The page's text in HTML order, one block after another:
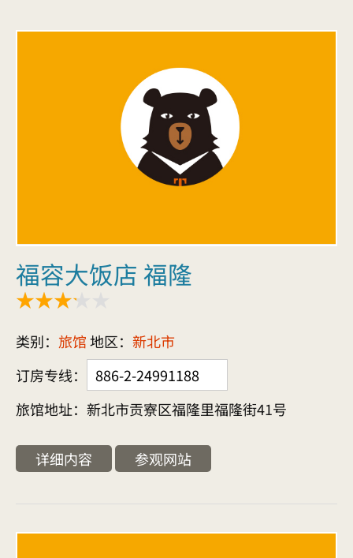
福容大饭店 福隆
类别： 旅馆地区： 新北市
订房专线：
886-2-24991188
旅馆地址：新北市贡寮区福隆里福隆街41号
详细内容 参观网站